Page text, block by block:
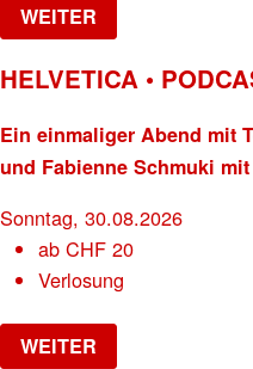
WEITER
HELVETICA •
Ein einmaliger Abend mit
und Fabienne Schmuki
Sonntag, 30.08.2026
abCHF 20
Verlosung
WEITER